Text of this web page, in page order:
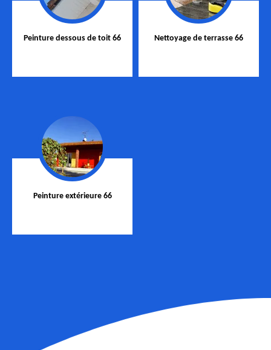
Peinture dessous de toit 66 Nettoyage de terrasse 66
Peinture extérieure 66